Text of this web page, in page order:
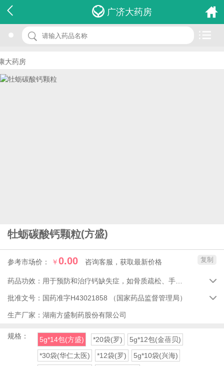
广济大药房
药房
牡蛎碳酸钙颗粒(方盛)
参考市场价： ￥0.00 咨询客服，获取最新价格
名 称：牡蛎碳酸钙颗粒
品 牌：(方盛)
价 格：￥0.00
复制
药品功效： 
批准文号： 国药准字H43021858 （国家药品监督管理局） 
生产厂家： 湖南方盛制药股份有限公司
规格： 5g*14包(方盛) *20袋(罗)
5g*12包(金蓓贝)
*30袋(华仁太医)
*12袋(罗)
5g*10袋(兴海)